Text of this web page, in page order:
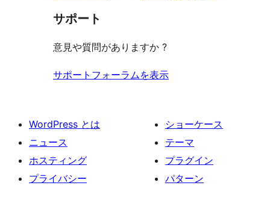
ー
ュ
ビ
ー
レ
ュ
ー
サポート
意見や質問がありますか ?
サポートフォーラムを表示
WordPress とは
ニュース
ホスティング
プライバシー
ショーケース
テーマ
プラグイン
パターン